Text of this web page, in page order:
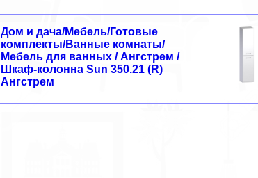
Дом и дача/Мебель/Готовые
комплекты/Ванные комнаты/
Мебель для ванных / Ангстрем /
Шкаф-колонна Sun 350.21 (R)
Ангстрем